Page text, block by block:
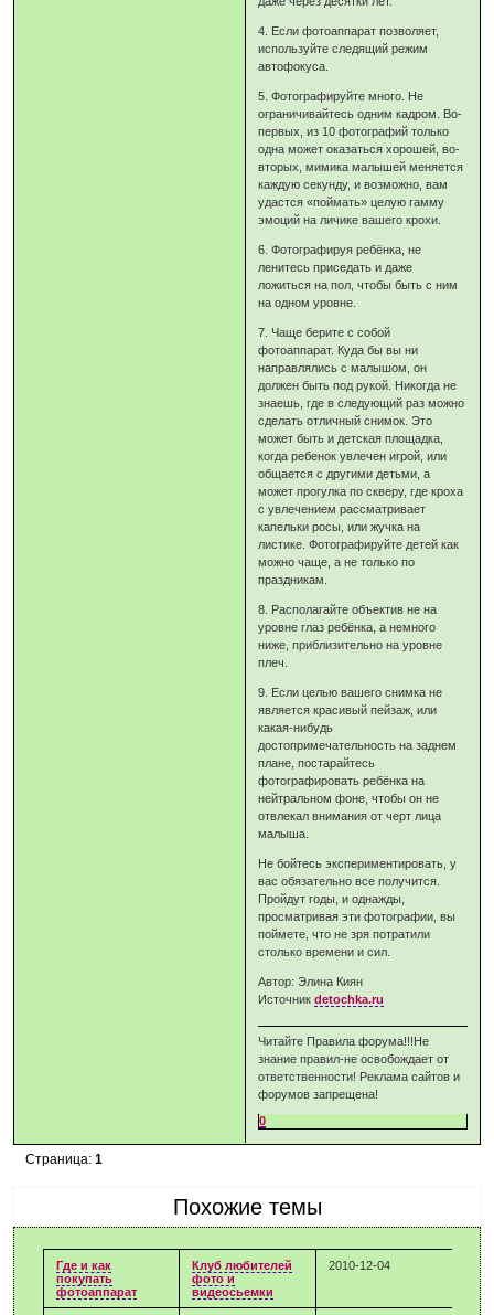
4. Если фотоаппарат позволяет,
используйте следящий режим
автофокуса.
5. Фотографируйте много. Не
ограничивайтесь одним кадром. Во-
первых, из 10 фотографий только
одна может оказаться хорошей, во-
вторых, мимика малышей меняется
каждую секунду, и возможно, вам
удастся «поймать» целую гамму
эмоций на личике вашего крохи.
6. Фотографируя ребёнка, не
ленитесь приседать и даже
ложиться на пол, чтобы быть с ним
на одном уровне.
7. Чаще берите с собой
фотоаппарат. Куда бы вы ни
направлялись с малышом, он
должен быть под рукой. Никогда не
знаешь, где в следующий раз можно
сделать отличный снимок. Это
может быть и детская площадка,
когда ребенок увлечен игрой, или
общается с другими детьми, а
может прогулка по скверу, где кроха
с увлечением рассматривает
капельки росы, или жучка на
листике. Фотографируйте детей как
можно чаще, а не только по
праздникам.
8. Располагайте объектив не на
уровне глаз ребёнка, а немного
ниже, приблизительно на уровне
плеч.
9. Если целью вашего снимка не
является красивый пейзаж, или
какая-нибудь
достопримечательность на заднем
плане, постарайтесь
фотографировать ребёнка на
нейтральном фоне, чтобы он не
отвлекал внимания от черт лица
малыша.
Не бойтесь экспериментировать, у
вас обязательно все получится.
Пройдут годы, и однажды,
просматривая эти фотографии, вы
поймете, что не зря потратили
столько времени и сил.
Автор: Элина Киян
Источникdetochka.ru
Читайте Правила форума!!!Не
знание правил-не освобождает от
ответственности! Реклама сайтов и
форумов запрещена!
0
Страница:1
Похожие темы
Где и как
покупать
фотоаппарат
Клуб любителей
фото и
видеосьемки
2010-12-04